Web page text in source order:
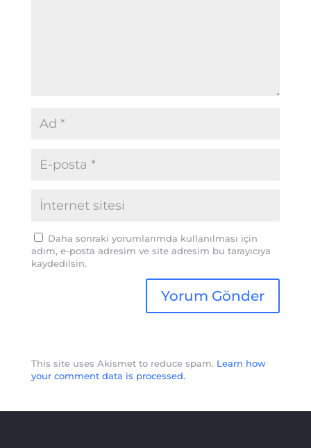
Daha sonraki yorumlarımda kullanılması için
adım, e-posta adresim ve site adresim bu tarayıcıya
kaydedilsin.
This site uses Akismet to reduce spam. Learn how
your comment data is processed.